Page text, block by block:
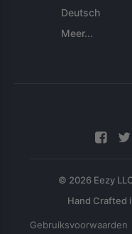
Deutsch
Meer...
© 2026 Eezy
Gebruiksvoorwaarden